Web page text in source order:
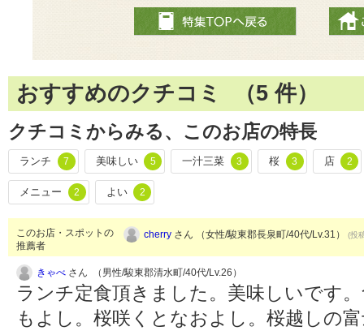
おすすめのクチコミ （5 件）
クチコミからみる、このお店の特長
ランチ 7 美味しい 5 一汁三菜 3 桜 3 店 2
メニュー 2 よい 2
このお店・スポットの
推薦者
cherry さん （女性/駿東郡長泉町/40代/Lv.31） (投
きゃべ さん （男性/駿東郡清水町/40代/Lv.26）
ランチ定食頂きました。美味しいです
もよし。桜咲くとなおよし。桜越しの